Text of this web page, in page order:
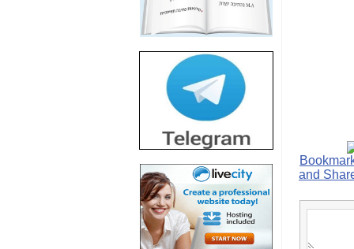
הדומה לזו של "תיק
4000" אך בתחום
הסלולר -
חשיפת מה שלא
רוצים שתדעו בעניין
פריסת אנלימיטד
(בניחוח בלתי נסבל) -
כאן
חשיפה: איוב קרא
אישר לקבוצת סלקום
בדיוק מה שביבי אישר
כאן